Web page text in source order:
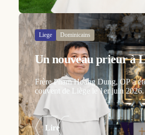
Liege Dominicains
Un nouveau prieur à
Frère Pham Hoang Dung, OP a
couvent de Liège le 1er juin 2026.
Lire